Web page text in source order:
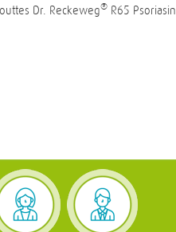
Dr. Reckeweg® R65 Psoriasin